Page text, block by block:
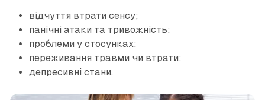
відчуття втрати сенсу;
панічні атаки та тривожність;
проблеми у стосунках;
переживання травми чи втрати;
депресивні стани.